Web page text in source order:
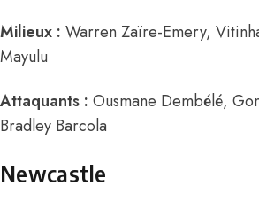
Milieux : Warren Zaïre-Emery,
Mayulu
Attaquants : Ousmane Dembélé,
Bradley Barcola
Newcastle